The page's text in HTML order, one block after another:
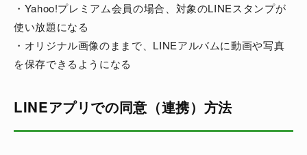
・Yahoo!プレミアム会員の場合、対象のLINEスタンプが
使い放題になる
・オリジナル画像のままで、LINEアルバムに動画や写真
を保存できるようになる
LINEアプリでの同意（連携）方法